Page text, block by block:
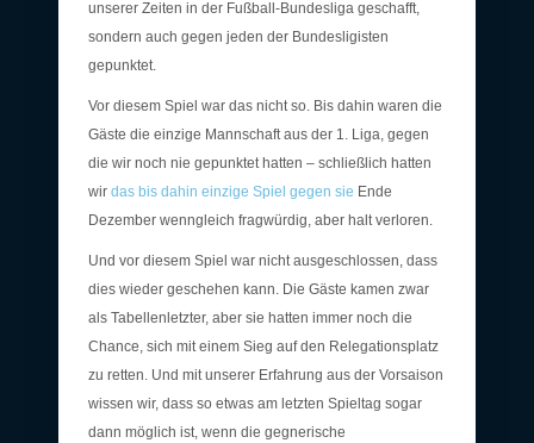
unserer Zeiten in der Fußball-Bundesliga geschafft,
sondern auch gegen jeden der Bundesligisten
gepunktet.
Vor diesem Spiel war das nicht so. Bis dahin waren die
Gäste die einzige Mannschaft aus der 1. Liga, gegen
die wir noch nie gepunktet hatten – schließlich hatten
wir das bis dahin einzige Spiel gegen sie Ende
Dezember wenngleich fragwürdig, aber halt verloren.
Und vor diesem Spiel war nicht ausgeschlossen, dass
dies wieder geschehen kann. Die Gäste kamen zwar
als Tabellenletzter, aber sie hatten immer noch die
Chance, sich mit einem Sieg auf den Relegationsplatz
zu retten. Und mit unserer Erfahrung aus der Vorsaison
wissen wir, dass so etwas am letzten Spieltag sogar
dann möglich ist, wenn die gegnerische